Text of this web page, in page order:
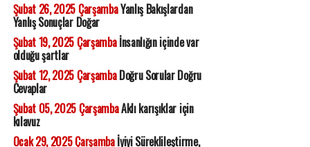
Şubat 26, 2025 ÇarşambaYanlış Bakışlardan
Yanlış Sonuçlar Doğar
Şubat 19, 2025 Çarşambaİnsanlığın içinde var
olduğu şartlar
Şubat 12, 2025 ÇarşambaDoğru Sorular Doğru
Cevaplar
Şubat 05, 2025 ÇarşambaAklı karışıklar için
kılavuz
Ocak 29, 2025 Çarşambaİyiyi Süreklileştirme,